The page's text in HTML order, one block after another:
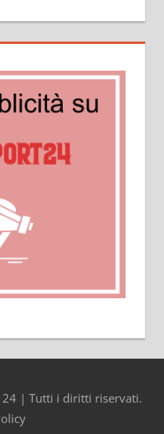
24 | Tutti i diritti riservati.